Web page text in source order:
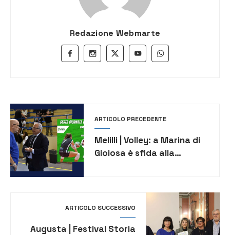
Redazione Webmarte
ARTICOLO PRECEDENTE
Melilli | Volley: a Marina di
Gioiosa è sfida alla
ARTICOLO SUCCESSIVO
Augusta | Festival Storia